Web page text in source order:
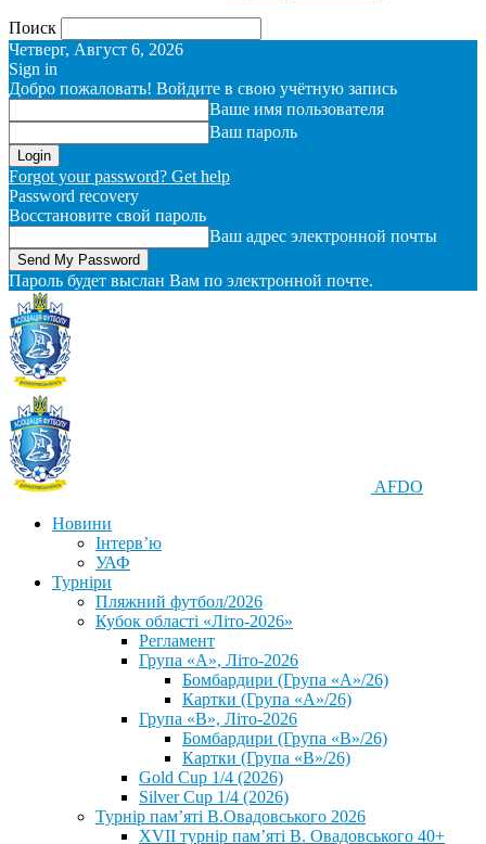
Поиск
Четверг, Август 6, 2026
Sign in
Добро пожаловать! Войдите в свою учётную запись
Ваше имя пользователя
Ваш пароль
Forgot your password? Get help
Password recovery
Восстановите свой пароль
Ваш адрес электронной почты
Пароль будет выслан Вам по электронной почте.
AFDO
Новини
Інтерв’ю
УАФ
Турніри
Пляжний футбол/2026
Кубок області «Літо-2026»
Регламент
Група «А», Літо-2026
Бомбардири (Група «А»/26)
Картки (Група «А»/26)
Група «В», Літо-2026
Бомбардири (Група «В»/26)
Картки (Група «В»/26)
Gold Cup 1/4 (2026)
Silver Cup 1/4 (2026)
Турнір пам’яті В.Овадовського 2026
XVII турнір пам’яті В. Овадовського 40+